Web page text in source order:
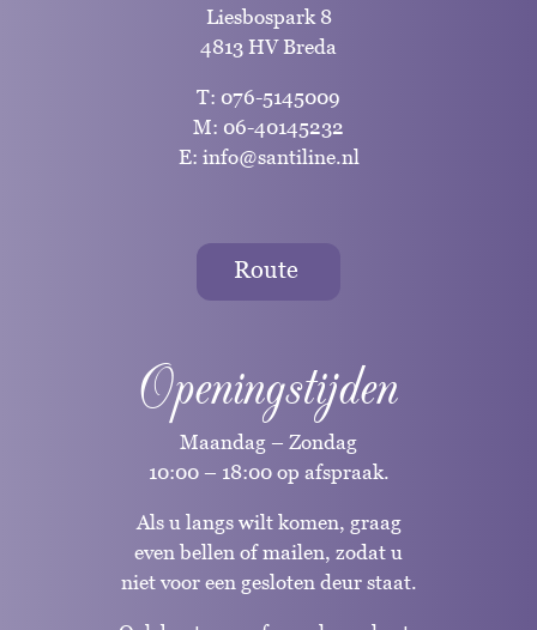
Liesbospark 8
4813 HV Breda
T: 076-5145009
M: 06-40145232
E: info@santiline.nl
Route
Openingstijden
Maandag – Zondag
10:00 – 18:00 op afspraak.
Als u langs wilt komen, graag
even bellen of mailen, zodat u
niet voor een gesloten deur staat.